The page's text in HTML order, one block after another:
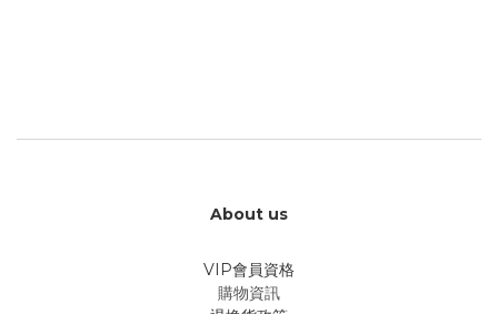
About us
VIP會員資格
購物資訊